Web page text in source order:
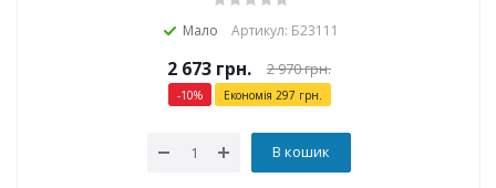
Мало Артикул: Б23111
2 673 грн. 2 970грн.
-10% Економія 297 грн.
В кошик